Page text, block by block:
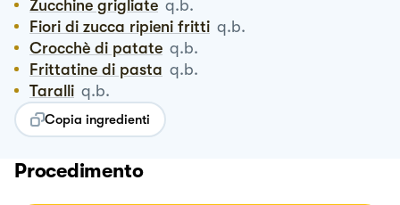
Zucchine grigliate q.b.
Fiori di zucca ripieni fritti q.b.
Crocchè di patate q.b.
Frittatine di pasta q.b.
Taralli q.b.
Copia ingredienti
Procedimento